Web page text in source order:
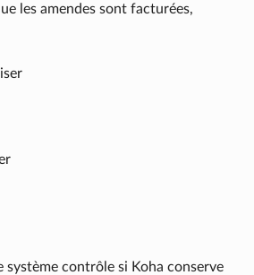
les amendes sont facturées,
système contrôle si Koha conserve